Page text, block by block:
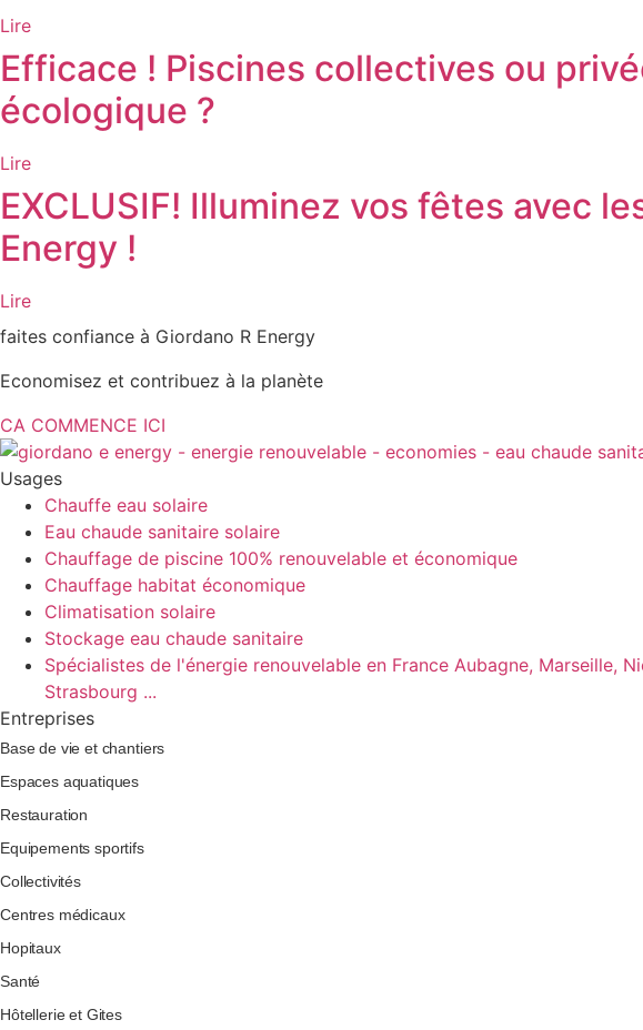
Lire
Efficace ! Piscines collectives ou
écologique ?
Lire
EXCLUSIF! Illuminez vos fêtes avec
Energy !
Lire
faites confiance à Giordano R Energy
Economisez et contribuez à la planète
CA COMMENCE ICI
Usages
Chauffe eau solaire
Eau chaude sanitaire solaire
Chauffage de piscine 100% renouvelable et économique
Chauffage habitat économique
Climatisation solaire
Stockage eau chaude sanitaire
Spécialistes de l'énergie renouvelable en France Aubagne, Marseille,
Strasbourg ...
Entreprises
Base de vie et chantiers
Espaces aquatiques
Restauration
Equipements sportifs
Collectivités
Centres médicaux
Hopitaux
Santé
Hôtellerie et Gites